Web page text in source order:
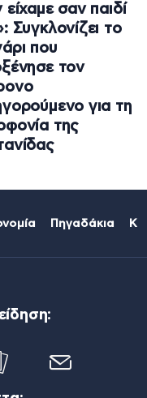
είχαμε σαν παιδί
Συγκλονίζει το
που
τον
για τη
της
Πηγαδάκια